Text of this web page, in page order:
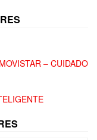
– CUIDADO